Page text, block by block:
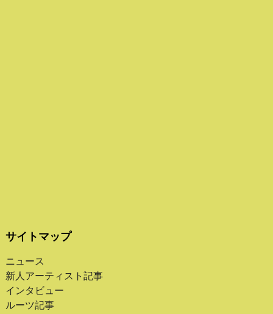
サイトマップ
ニュース
新人アーティスト記事
インタビュー
ルーツ記事